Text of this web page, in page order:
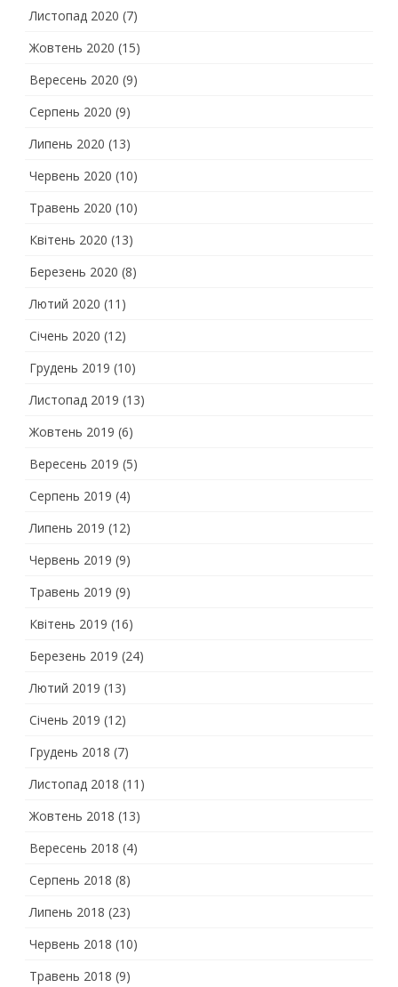
Листопад 2020 (7)
Жовтень 2020 (15)
Вересень 2020 (9)
Серпень 2020 (9)
Липень 2020 (13)
Червень 2020 (10)
Травень 2020 (10)
Квітень 2020 (13)
Березень 2020 (8)
Лютий 2020 (11)
Січень 2020 (12)
Грудень 2019 (10)
Листопад 2019 (13)
Жовтень 2019 (6)
Вересень 2019 (5)
Серпень 2019 (4)
Липень 2019 (12)
Червень 2019 (9)
Травень 2019 (9)
Квітень 2019 (16)
Березень 2019 (24)
Лютий 2019 (13)
Січень 2019 (12)
Грудень 2018 (7)
Листопад 2018 (11)
Жовтень 2018 (13)
Вересень 2018 (4)
Серпень 2018 (8)
Липень 2018 (23)
Червень 2018 (10)
Травень 2018 (9)